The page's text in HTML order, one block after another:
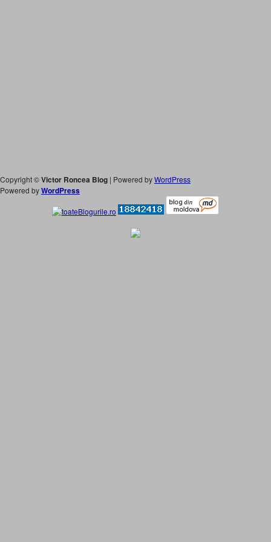
Copyright ©Victor Roncea Blog | Powered byWordPress
Powered byWordPress